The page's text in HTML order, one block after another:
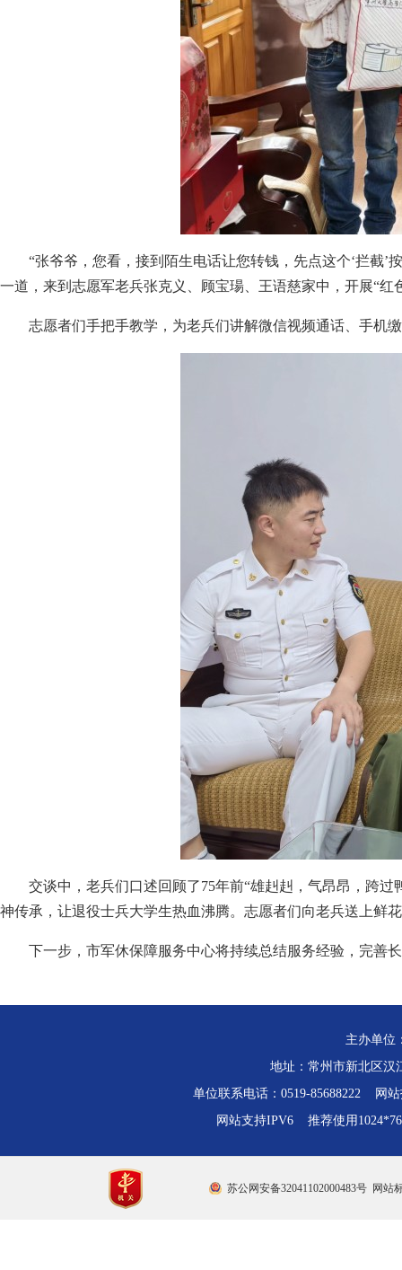
“张爷爷，您看，接到陌生电话让您转钱，先点这个‘拦截
一道，来到志愿军老兵张克义、顾宝瑒、王语慈家中，开展“红
志愿者们手把手教学，为老兵们讲解微信视频通话、手机
交谈中，老兵们口述回顾了75年前“雄赳赳，气昂昂，跨
神传承，让退役士兵大学生热血沸腾。志愿者们向老兵送上鲜
下一步，市军休保障服务中心将持续总结服务经验，完善
主办单位
地址：常州市新北区
单位联系电话：0519-85688222 网站
网站支持IPV6 推荐使用
苏公网安备32041102000483号 网站